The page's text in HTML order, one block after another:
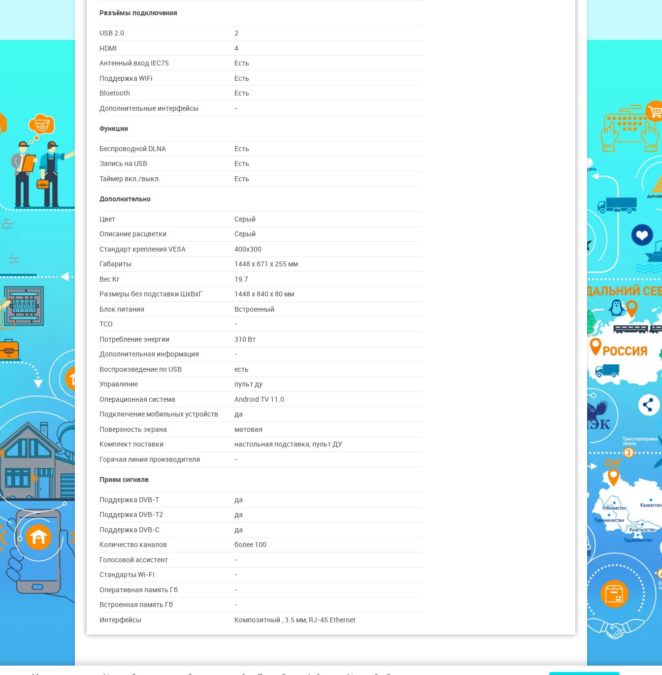
Разъёмы подключения
USB 2.0
2
HDMI
4
Антенный вход IEC75
Есть
Поддержка WiFi
Есть
Bluetooth
Есть
Дополнительные интерфейсы
-
Функции
Беспроводной DLNA
Есть
Запись на USB
Есть
Таймер вкл./выкл.
Есть
Дополнительно
Цвет
Серый
Описание расцветки
Серый
Стандарт крепления VESA
400x300
Габариты
1448 х 871 х 255 мм
Вес Кг
19.7
Размеры без подставки ШxВxГ
1448 х 840 х 80 мм
Блок питания
Встроенный
TCO
-
Потребление энергии
310 Вт
Дополнительная информация
-
Воспроизведение по USB
есть
Управление
пульт ду
Операционная система
Android TV 11.0
Подключение мобильных устройств
да
Поверхность экрана
матовая
Комплект поставки
настольная подставка, пульт ДУ
Горячая линия производителя
-
Прием сигнала
Поддержка DVB-T
да
Поддержка DVB-T2
да
Поддержка DVB-C
да
Количество каналов
более 100
Голосовой ассистент
-
Стандарты Wi-Fi
-
Оперативная память Гб
-
Встроенная память Гб
-
Интерфейсы
Композитный , 3.5 мм, RJ-45 Ethernet